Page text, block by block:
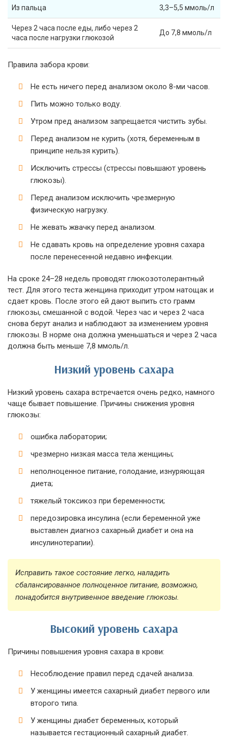
Из пальца 3,3–5,5 ммоль/л
Через 2 часа после еды, либо через 2
часа после нагрузки глюкозой
До 7,8 ммоль/л
Правила забора крови:
Не есть ничего перед анализом около 8-ми часов.
Пить можно только воду.
Утром пред анализом запрещается чистить зубы.
Перед анализом не курить (хотя, беременным в
принципе нельзя курить).
Исключить стрессы (стрессы повышают уровень
глюкозы).
Перед анализом исключить чрезмерную
физическую нагрузку.
Не жевать жвачку перед анализом.
Не сдавать кровь на определение уровня сахара
после перенесенной недавно инфекции.
На сроке 24–28 недель проводят глюкозотолерантный
тест. Для этого теста женщина приходит утром натощак и
сдает кровь. После этого ей дают выпить сто грамм
глюкозы, смешанной с водой. Через час и через 2 часа
снова берут анализ и наблюдают за изменением уровня
глюкозы. В норме она должна уменьшаться и через 2 часа
должна быть меньше 7,8 ммоль/л.
Низкий уровень сахара
Низкий уровень сахара встречается очень редко, намного
чаще бывает повышение. Причины снижения уровня
глюкозы:
ошибка лаборатории;
чрезмерно низкая масса тела женщины;
неполноценное питание, голодание, изнуряющая
диета;
тяжелый токсикоз при беременности;
передозировка инсулина (если беременной уже
выставлен диагноз сахарный диабет и она на
инсулинотерапии).
Исправить такое состояние легко, наладить
сбалансированное полноценное питание, возможно,
понадобится внутривенное введение глюкозы.
Высокий уровень сахара
Причины повышения уровня сахара в крови:
Несоблюдение правил перед сдачей анализа.
У женщины имеется сахарный диабет первого или
второго типа.
У женщины диабет беременных, который
называется гестационный сахарный диабет.